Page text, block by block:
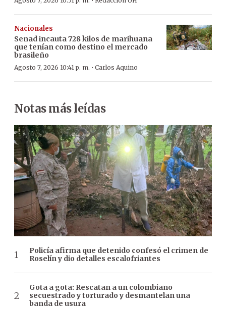
Nacionales
Senad incauta 728 kilos de marihuana
que tenían como destino el mercado
brasileño
Agosto 7, 2026 10:41 p. m. · Carlos Aquino
Notas más leídas
Policía afirma que detenido confesó el crimen de
Roselín y dio detalles escalofriantes
Gota a gota: Rescatan a un colombiano
secuestrado y torturado y desmantelan una
banda de usura